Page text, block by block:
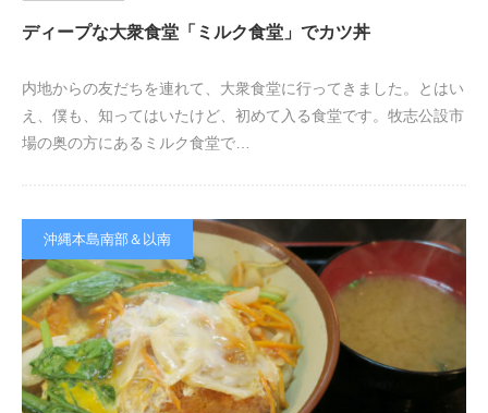
ディープな大衆食堂「ミルク食堂」でカツ丼
内地からの友だちを連れて、大衆食堂に行ってきました。とはい
え、僕も、知ってはいたけど、初めて入る食堂です。牧志公設市
場の奥の方にあるミルク食堂で…
沖縄本島南部＆以南